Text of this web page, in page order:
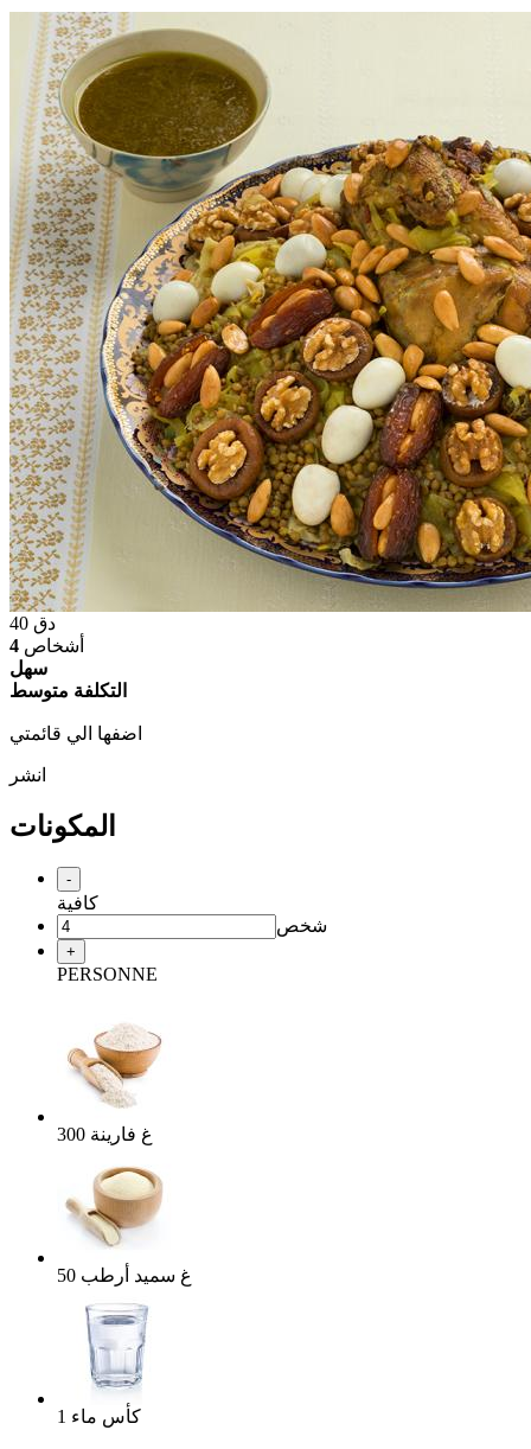
40 دق
4 أشخاص
سهل
التكلفة متوسط
اضفها الي قائمتي
انشر
المكونات
-
كافية
شخص
+
PERSONNE
300 غ فارينة
50 غ سميد أرطب
1 كأس ماء